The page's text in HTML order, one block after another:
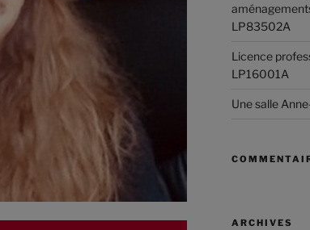
LP83502A
Licence
LP16001A
Une salle
ARCHIVES